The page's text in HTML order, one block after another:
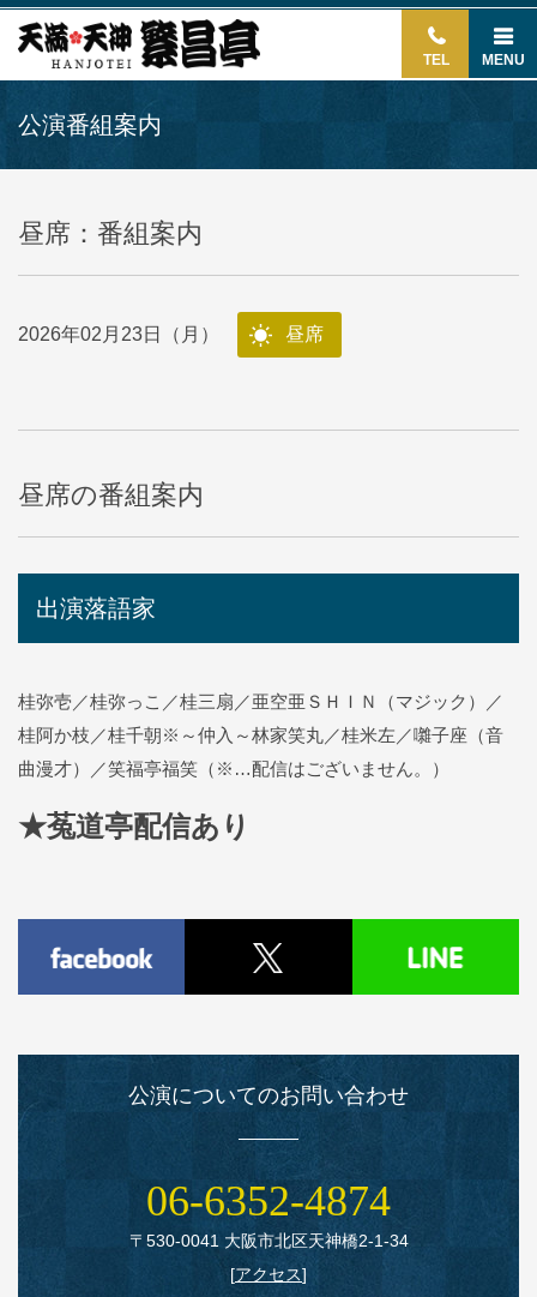
TEL MENU
公演番組案内
昼席：番組案内
2026年02月23日（月） 昼席
昼席の番組案内
出演落語家
桂弥壱／桂弥っこ／桂三扇／亜空亜ＳＨＩＮ（マジック）／
桂阿か枝／桂千朝※～仲入～林家笑丸／桂米左／囃子座（音
曲漫才）／笑福亭福笑（※…配信はございません。）
★菟道亭配信あり
公演についてのお問い合わせ
06‑6352‑4874
〒530‑0041 大阪市北区天神橋2‑1‑34
[アクセス]